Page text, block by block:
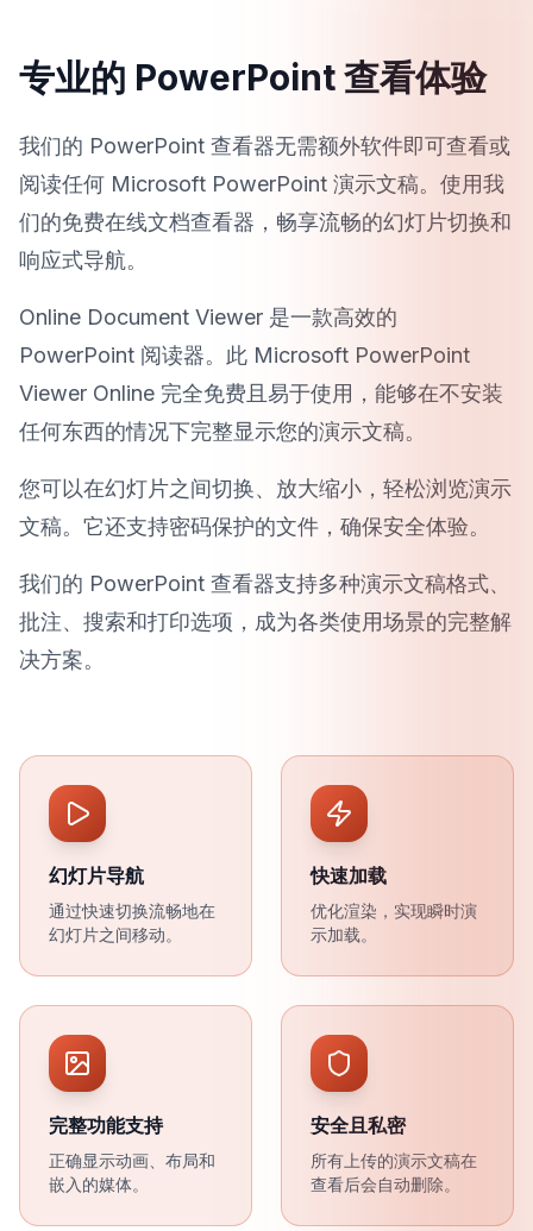
专业的 PowerPoint 查看体验
我们的 PowerPoint 查看器无需额外软件即可查看或
阅读任何 Microsoft PowerPoint 演示文稿。使用我
们的免费在线文档查看器，畅享流畅的幻灯片切换和
响应式导航。
Online Document Viewer 是一款高效的
PowerPoint 阅读器。此 Microsoft PowerPoint
Viewer Online 完全免费且易于使用，能够在不安装
任何东西的情况下完整显示您的演示文稿。
您可以在幻灯片之间切换、放大缩小，轻松浏览演示
文稿。它还支持密码保护的文件，确保安全体验。
我们的 PowerPoint 查看器支持多种演示文稿格式、
批注、搜索和打印选项，成为各类使用场景的完整解
决方案。
幻灯片导航
通过快速切换流畅地在
幻灯片之间移动。
快速加载
优化渲染，实现瞬时演
示加载。
完整功能支持
正确显示动画、布局和
嵌入的媒体。
安全且私密
所有上传的演示文稿在
查看后会自动删除。